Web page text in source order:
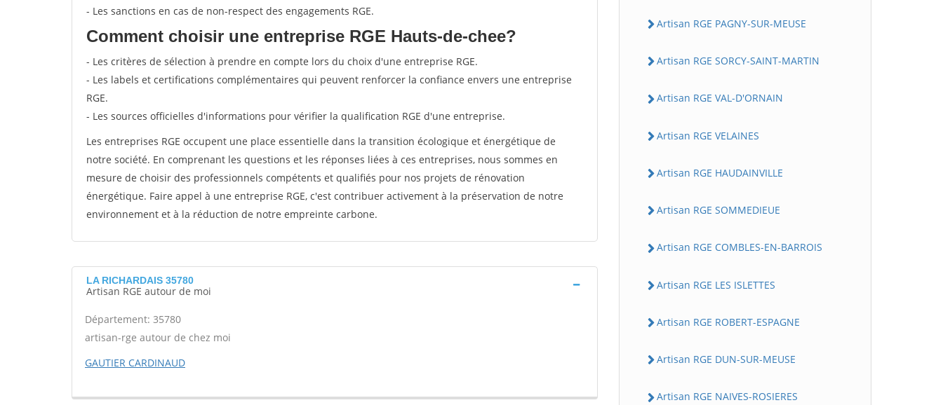
- Les sanctions en cas de non-respect des engagements RGE.
Comment choisir une entreprise RGE Hauts-de-chee?
- Les critères de sélection à prendre en compte lors du choix d'une entreprise RGE.
- Les labels et certifications complémentaires qui peuvent renforcer la confiance envers une entreprise
RGE.
- Les sources officielles d'informations pour vérifier la qualification RGE d'une entreprise.
Les entreprises RGE occupent une place essentielle dans la transition écologique et énergétique de
notre société. En comprenant les questions et les réponses liées à ces entreprises, nous sommes en
mesure de choisir des professionnels compétents et qualifiés pour nos projets de rénovation
énergétique. Faire appel à une entreprise RGE, c'est contribuer activement à la préservation de notre
environnement et à la réduction de notre empreinte carbone.
LA RICHARDAIS 35780
Artisan RGE autour de moi
Département: 35780
artisan-rge autour de chez moi
GAUTIER CARDINAUD
Artisan RGE PAGNY-SUR-MEUSE
Artisan RGE SORCY-SAINT-MARTIN
Artisan RGE VAL-D'ORNAIN
Artisan RGE VELAINES
Artisan RGE HAUDAINVILLE
Artisan RGE SOMMEDIEUE
Artisan RGE COMBLES-EN-BARROIS
Artisan RGE LES ISLETTES
Artisan RGE ROBERT-ESPAGNE
Artisan RGE DUN-SUR-MEUSE
Artisan RGE NAIVES-ROSIERES